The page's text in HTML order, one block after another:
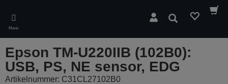
main
content
Menü
Suchen
Epson TM-U220IIB (102B0):
USB, PS, NE sensor, EDG
Artikelnummer: C31CL27102B0